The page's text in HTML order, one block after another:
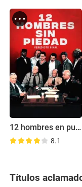
12 hombres en pugna
8.1
Títulos